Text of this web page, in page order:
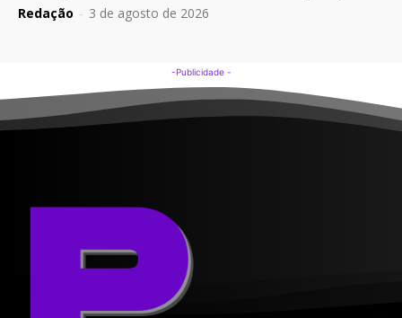
Redação - 3 de agosto de 2026
-Publicidade -